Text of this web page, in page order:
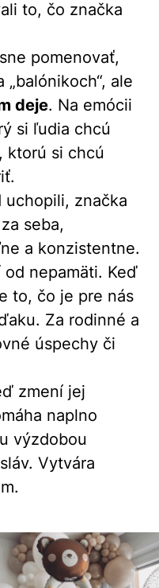
to, čo značka
pomenovať,
ale
deje. Na emócii
si ľudia chcú
ktorú si chcú
značka
seba,
a konzistentne.
nepamäti. Keď
to, čo je pre nás
Za rodinné a
úspechy či
zmení jej
naplno
výzdobou
Vytvára